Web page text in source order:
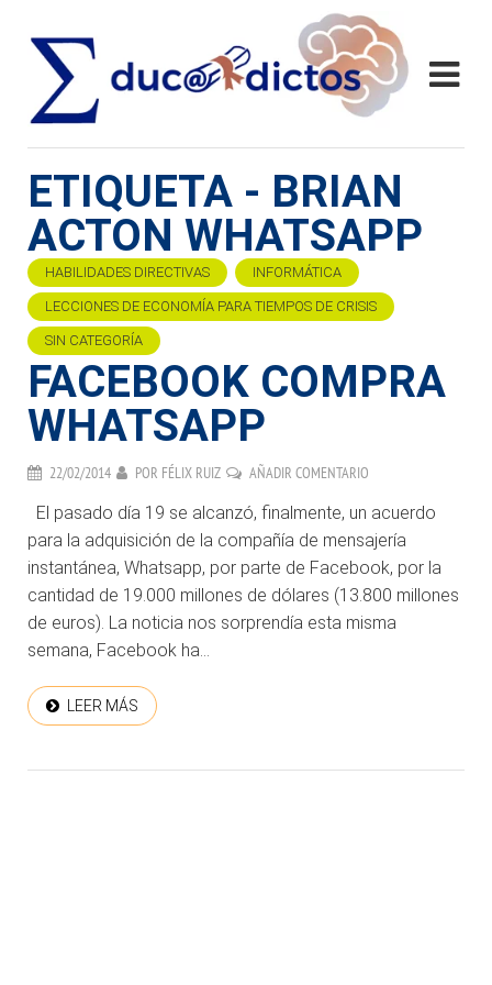
ETIQUETA - BRIAN
ACTON WHATSAPP
HABILIDADES DIRECTIVAS INFORMÁTICA
LECCIONES DE ECONOMÍA PARA TIEMPOS DE CRISIS
SIN CATEGORÍA
FACEBOOK COMPRA
WHATSAPP
22/02/2014 POR FÉLIX RUIZ AÑADIR COMENTARIO
El pasado día 19 se alcanzó, finalmente, un acuerdo
para la adquisición de la compañía de mensajería
instantánea, Whatsapp, por parte de Facebook, por la
cantidad de 19.000 millones de dólares (13.800 millones
de euros). La noticia nos sorprendía esta misma
semana, Facebook ha...
LEER MÁS